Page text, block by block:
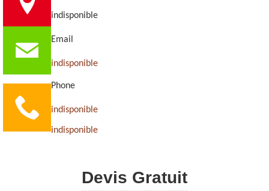
indisponible
Email
indisponible
Phone
indisponible
indisponible
Devis Gratuit